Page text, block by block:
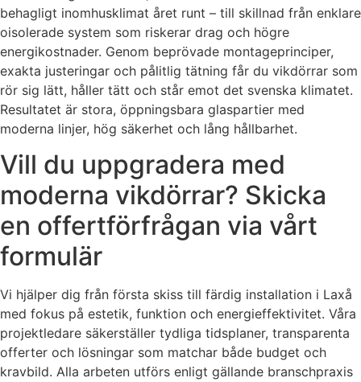
behagligt inomhusklimat året runt – till skillnad från enklare
oisolerade system som riskerar drag och högre
energikostnader. Genom beprövade montageprinciper,
exakta justeringar och pålitlig tätning får du vikdörrar som
rör sig lätt, håller tätt och står emot det svenska klimatet.
Resultatet är stora, öppningsbara glaspartier med
moderna linjer, hög säkerhet och lång hållbarhet.
Vill du uppgradera med
moderna vikdörrar? Skicka
en offertförfrågan via vårt
formulär
Vi hjälper dig från första skiss till färdig installation i Laxå
med fokus på estetik, funktion och energieffektivitet. Våra
projektledare säkerställer tydliga tidsplaner, transparenta
offerter och lösningar som matchar både budget och
kravbild. Alla arbeten utförs enligt gällande branschpraxis